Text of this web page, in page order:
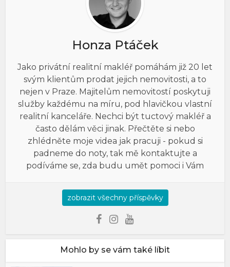
Honza Ptáček
Jako privátní realitní makléř pomáhám již 20 let
svým klientům prodat jejich nemovitosti, a to
nejen v Praze. Majitelům nemovitostí poskytuji
služby každému na míru, pod hlavičkou vlastní
realitní kanceláře. Nechci být tuctový makléř a
často dělám věci jinak. Přečtěte si nebo
zhlédněte moje videa jak pracuji - pokud si
padneme do noty, tak mě kontaktujte a
podíváme se, zda budu umět pomoci i Vám
zobrazit všechny příspěvky
Mohlo by se vám také líbit